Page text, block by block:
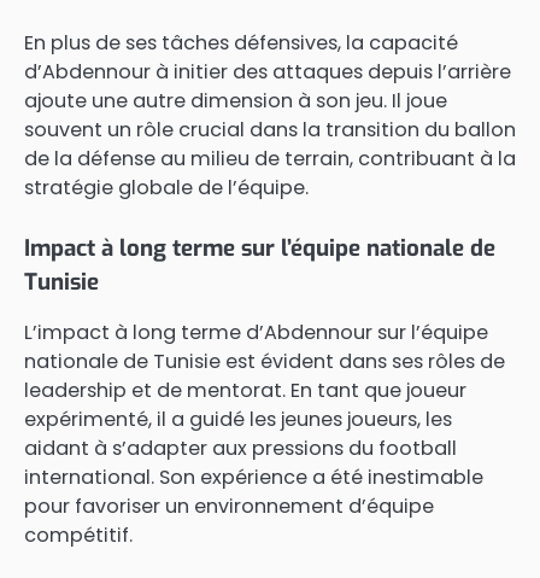
En plus de ses tâches défensives, la capacité
d’Abdennour à initier des attaques depuis l’arrière
ajoute une autre dimension à son jeu. Il joue
souvent un rôle crucial dans la transition du ballon
de la défense au milieu de terrain, contribuant à la
stratégie globale de l’équipe.
Impact à long terme sur l’équipe nationale de
Tunisie
L’impact à long terme d’Abdennour sur l’équipe
nationale de Tunisie est évident dans ses rôles de
leadership et de mentorat. En tant que joueur
expérimenté, il a guidé les jeunes joueurs, les
aidant à s’adapter aux pressions du football
international. Son expérience a été inestimable
pour favoriser un environnement d’équipe
compétitif.